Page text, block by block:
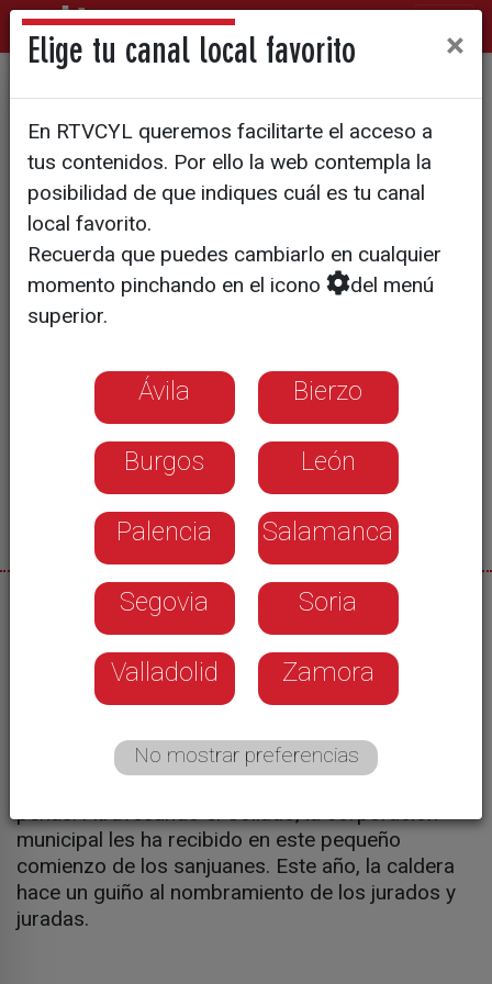
Alzheimer Soria desfila en su
particular Domingo de
Calderas
22/06/2026
Ya se ha convertido en una tradición sanjuanera
más. El lunes previo al inicio de las fiestas,
Alzheimer Soria ha realizado su particular
Domingo de Calderas. Miembros de la asociación
y usuarios han partido desde la plaza de los Doce
peñas. Atravesando el Collado, la corporación
municipal les ha recibido en este pequeño
comienzo de los sanjuanes. Este año, la caldera
hace un guiño al nombramiento de los jurados y
juradas.
Elige tu canal local favorito ×
En RTVCYL queremos facilitarte el acceso a
tus contenidos. Por ello la web contempla la
posibilidad de que indiques cuál es tu canal
local favorito.
Recuerda que puedes cambiarlo en cualquier
momento pinchando en el icono
del menú
superior.
Ávila Bierzo
Burgos León
Palencia Salamanca
Segovia Soria
Valladolid Zamora
No mostrar preferencias